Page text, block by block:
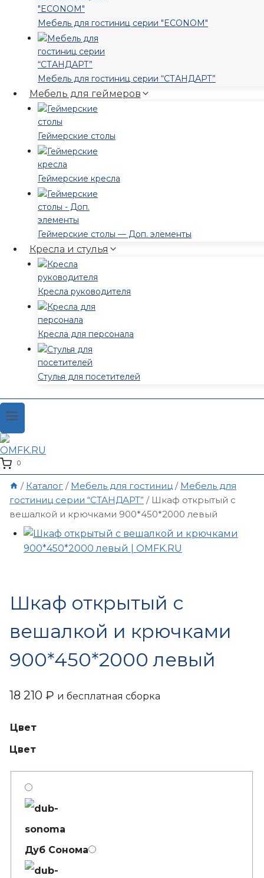
Мебель для гостиниц серии "ECONOM"
Мебель для гостиниц серии “СТАНДАРТ”
Мебель для геймеров
Геймерские столы
Геймерские кресла
Геймерские столы — Доп. элементы
Кресла и стулья
Кресла руководителя
Кресла для персонала
Стулья для посетителей
0
/ Каталог / Мебель для гостиниц / Мебель для
гостиниц серии “СТАНДАРТ” / Шкаф открытый с
вешалкой и крючками 900*450*2000 левый
Шкаф открытый с
вешалкой и крючками
900*450*2000 левый
18 210 ₽ и бесплатная сборка
Цвет
Цвет
Дуб Сонома